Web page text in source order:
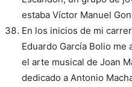
estaba Víctor Manuel
En los inicios de mi
Eduardo García Bolio
el arte musical de Joan
dedicado a Antonio